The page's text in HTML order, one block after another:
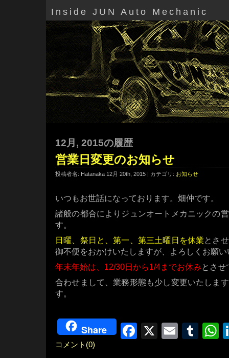
Inside JUN Auto Mechanic
12月, 2015の履歴
営業日変更のお知らせ
投稿者名: Hatanaka 12月 20th, 2015 | カテゴリ: お知らせ
いつもお世話になっております。畑仲です。
諸般の都合によりジュンオートメカニックの
す。
日曜、祭日と、第一、第三土曜日を休業とさ
御不便をおかけいたしますが、よろしくお願
年末年始は、12/30日から1/4までお休みとさせ
合わせまして、業務形態も少し変更いたしま
す。
Share Facebook
X Email
コメント(0)